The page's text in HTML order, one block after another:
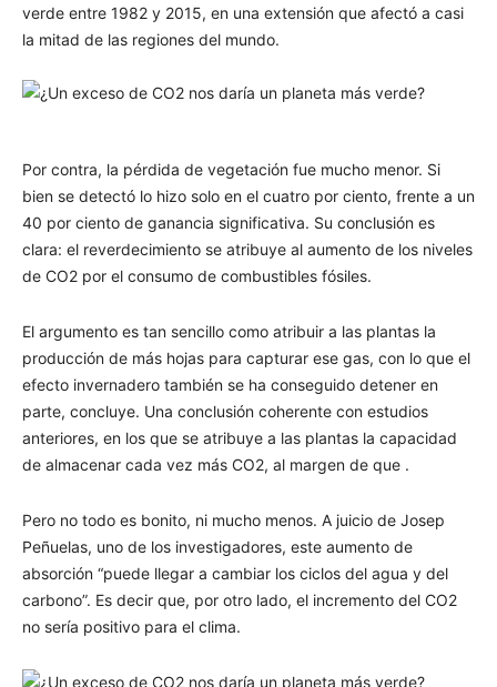
verde entre 1982 y 2015, en una extensión que afectó a casi
la mitad de las regiones del mundo.
Por contra, la pérdida de vegetación fue mucho menor. Si
bien se detectó lo hizo solo en el cuatro por ciento, frente a un
40 por ciento de ganancia significativa. Su conclusión es
clara: el reverdecimiento se atribuye al aumento de los niveles
de CO2 por el consumo de combustibles fósiles.
El argumento es tan sencillo como atribuir a las plantas la
producción de más hojas para capturar ese gas, con lo que el
efecto invernadero también se ha conseguido detener en
parte, concluye. Una conclusión coherente con estudios
anteriores, en los que se atribuye a las plantas la capacidad
de almacenar cada vez más CO2, al margen de que .
Pero no todo es bonito, ni mucho menos. A juicio de Josep
Peñuelas, uno de los investigadores, este aumento de
absorción “puede llegar a cambiar los ciclos del agua y del
carbono”. Es decir que, por otro lado, el incremento del CO2
no sería positivo para el clima.